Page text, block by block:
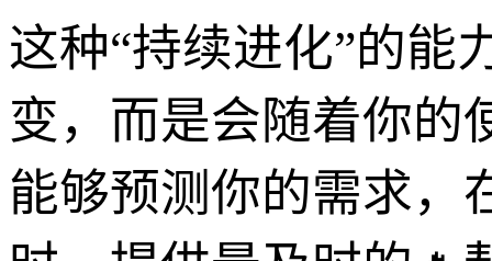
这种“持续进化”的能
变，而是会随着你的
能够预测你的需求，